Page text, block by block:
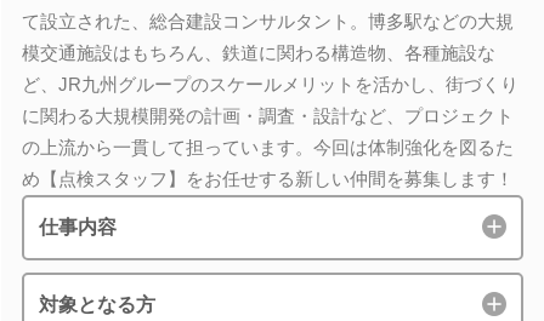
て設立された、総合建設コンサルタント。博多駅などの大規
模交通施設はもちろん、鉄道に関わる構造物、各種施設な
ど、JR九州グループのスケールメリットを活かし、街づくり
に関わる大規模開発の計画・調査・設計など、プロジェクト
の上流から一貫して担っています。今回は体制強化を図るた
め【点検スタッフ】をお任せする新しい仲間を募集します！
仕事内容
対象となる方